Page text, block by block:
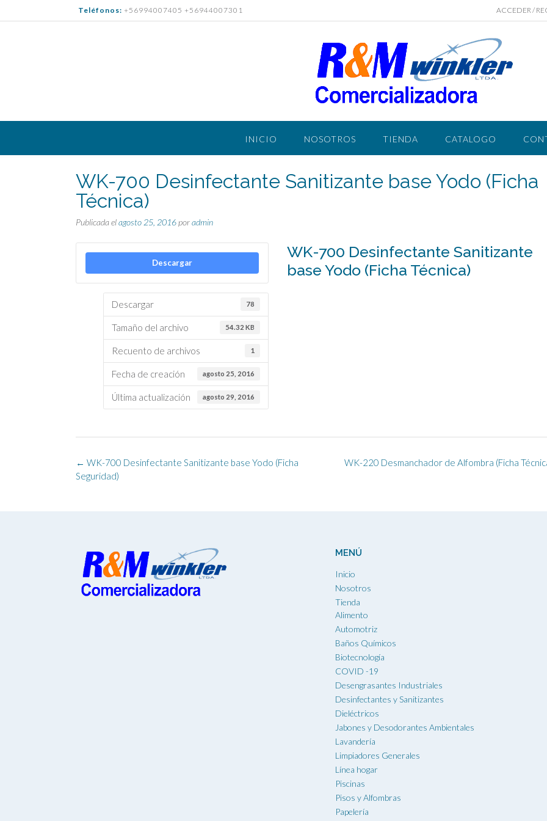
al
Teléfonos: +56994007405 +56944007301 ACCEDER /
INICIO NOSOTROS TIENDA CATALOGO
WK-700 Desinfectante Sanitizante base Yodo (Ficha
Técnica)
Publicada elagosto 25, 2016poradmin
Descargar
Descargar 78
Tamaño del archivo 54.32 KB
Recuento de archivos 1
Fecha de creación agosto 25, 2016
Última actualización agosto 29, 2016
WK-700 Desinfectante Sanitizante
base Yodo (Ficha Técnica)
Navegación
de
WK-220 Desmanchador de Alfombra (Ficha
← WK-700 Desinfectante Sanitizante base Yodo (Ficha
Seguridad)
MENÚ
Inicio
Nosotros
Tienda
Alimento
Automotriz
Baños Químicos
Biotecnología
COVID -19
Desengrasantes Industriales
Desinfectantes y Sanitizantes
Dieléctricos
Jabones y Desodorantes Ambientales
Lavandería
Limpiadores Generales
Línea hogar
Piscinas
Pisos y Alfombras
Papelería